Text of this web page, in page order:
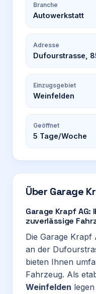
Branche
Autowerkstatt
Adresse
Dufourstrasse,
Einzugsgebiet
Weinfelden
Geöffnet
5 Tage/Woche
Über Garage
Garage Krapf
zuverlässige
Die Garage Krapf
an der
bieten Ihnen
Fahrzeug. Als
Weinfelden